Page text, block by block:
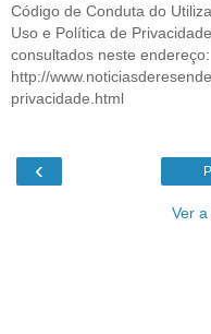
Código de Conduta do
Uso e Política de
consultados neste endereço:
http://
privacidade.html
‹
Ver